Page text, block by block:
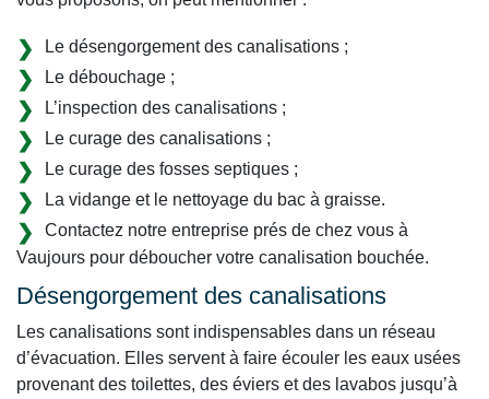
Le désengorgement des canalisations ;
Le débouchage ;
L’inspection des canalisations ;
Le curage des canalisations ;
Le curage des fosses septiques ;
La vidange et le nettoyage du bac à graisse.
Contactez notre entreprise prés de chez vous à
Vaujours pour déboucher votre canalisation bouchée.
Désengorgement des canalisations
Les canalisations sont indispensables dans un réseau
d’évacuation. Elles servent à faire écouler les eaux usées
provenant des toilettes, des éviers et des lavabos jusqu’à